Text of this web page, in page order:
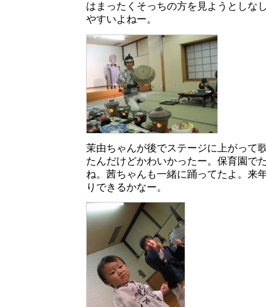
はまったくそっちの方を見ようとしな
やすいよねー。
茉由ちゃんが後でステージに上がって
たんだけどかわいかったー。保育園で
ね。茜ちゃんも一緒に踊ってたよ。来
りできるかなー。